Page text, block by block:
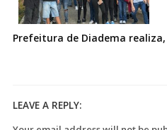
Prefeitura de Diadema
LEAVE A REPLY: